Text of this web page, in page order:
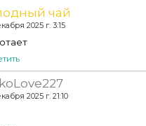
Collection ❄️
чай
2025 г. 3:15
2025 г. 21:10